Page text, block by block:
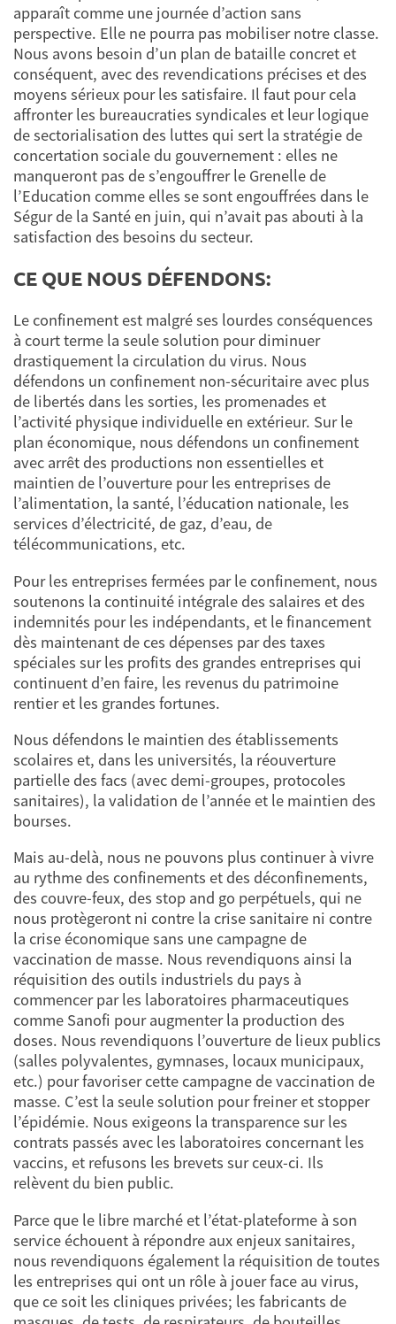
apparaît comme une journée d’action sans
perspective. Elle ne pourra pas mobiliser notre classe.
Nous avons besoin d’un plan de bataille concret et
conséquent, avec des revendications précises et des
moyens sérieux pour les satisfaire. Il faut pour cela
affronter les bureaucraties syndicales et leur logique
de sectorialisation des luttes qui sert la stratégie de
concertation sociale du gouvernement : elles ne
manqueront pas de s’engouffrer le Grenelle de
l’Education comme elles se sont engouffrées dans le
Ségur de la Santé en juin, qui n’avait pas abouti à la
satisfaction des besoins du secteur.
CE QUE NOUS DÉFENDONS:
Le confinement est malgré ses lourdes conséquences
à court terme la seule solution pour diminuer
drastiquement la circulation du virus. Nous
défendons un confinement non-sécuritaire avec plus
de libertés dans les sorties, les promenades et
l’activité physique individuelle en extérieur. Sur le
plan économique, nous défendons un confinement
avec arrêt des productions non essentielles et
maintien de l’ouverture pour les entreprises de
l’alimentation, la santé, l’éducation nationale, les
services d’électricité, de gaz, d’eau, de
télécommunications, etc.
Pour les entreprises fermées par le confinement, nous
soutenons la continuité intégrale des salaires et des
indemnités pour les indépendants, et le financement
dès maintenant de ces dépenses par des taxes
spéciales sur les profits des grandes entreprises qui
continuent d’en faire, les revenus du patrimoine
rentier et les grandes fortunes.
Nous défendons le maintien des établissements
scolaires et, dans les universités, la réouverture
partielle des facs (avec demi-groupes, protocoles
sanitaires), la validation de l’année et le maintien des
bourses.
Mais au-delà, nous ne pouvons plus continuer à vivre
au rythme des confinements et des déconfinements,
des couvre-feux, des stop and go perpétuels, qui ne
nous protègeront ni contre la crise sanitaire ni contre
la crise économique sans une campagne de
vaccination de masse. Nous revendiquons ainsi la
réquisition des outils industriels du pays à
commencer par les laboratoires pharmaceutiques
comme Sanofi pour augmenter la production des
doses. Nous revendiquons l’ouverture de lieux publics
(salles polyvalentes, gymnases, locaux municipaux,
etc.) pour favoriser cette campagne de vaccination de
masse. C’est la seule solution pour freiner et stopper
l’épidémie. Nous exigeons la transparence sur les
contrats passés avec les laboratoires concernant les
vaccins, et refusons les brevets sur ceux-ci. Ils
relèvent du bien public.
Parce que le libre marché et l’état-plateforme à son
service échouent à répondre aux enjeux sanitaires,
nous revendiquons également la réquisition de toutes
les entreprises qui ont un rôle à jouer face au virus,
que ce soit les cliniques privées; les fabricants de